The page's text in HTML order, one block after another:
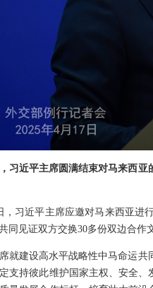
习近平主席圆满结束对马来西
，习近平主席应邀对马来西亚
同见证双方交换30多份双边合作
就建设高水平战略性中马命运
支持彼此维护国家主权、安全